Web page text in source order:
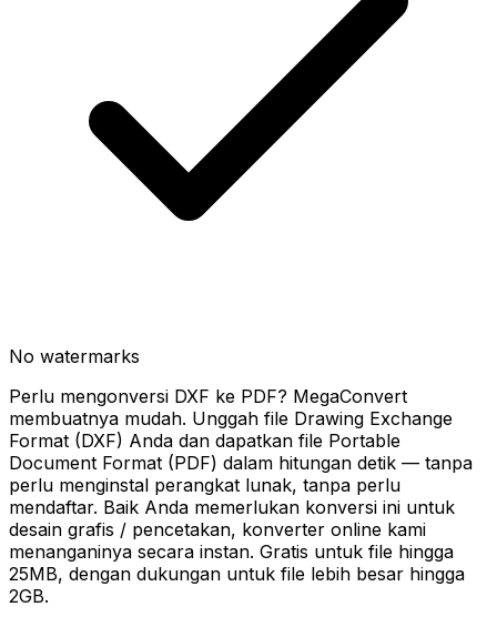
No watermarks
Perlu mengonversi DXF ke PDF? MegaConvert
membuatnya mudah. Unggah file Drawing Exchange
Format (DXF) Anda dan dapatkan file Portable
Document Format (PDF) dalam hitungan detik — tanpa
perlu menginstal perangkat lunak, tanpa perlu
mendaftar. Baik Anda memerlukan konversi ini untuk
desain grafis / pencetakan, konverter online kami
menanganinya secara instan. Gratis untuk file hingga
25MB, dengan dukungan untuk file lebih besar hingga
2GB.